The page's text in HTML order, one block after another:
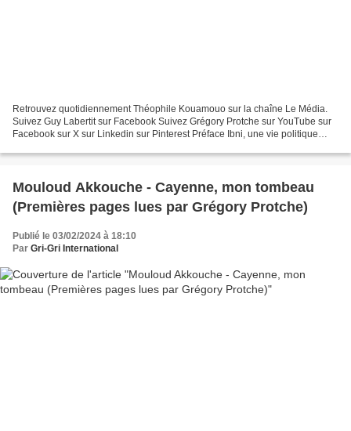
Retrouvez quotidiennement Théophile Kouamouo sur la chaîne Le Média.
Suivez Guy Labertit sur Facebook Suivez Grégory Protche sur YouTube sur
Facebook sur X sur Linkedin sur Pinterest Préface Ibni, une vie politique
Mouloud Akkouche - Cayenne, mon tombeau
(Premières pages lues par Grégory Protche)
Publié le 03/02/2024 à 18:10
Par Gri-Gri International